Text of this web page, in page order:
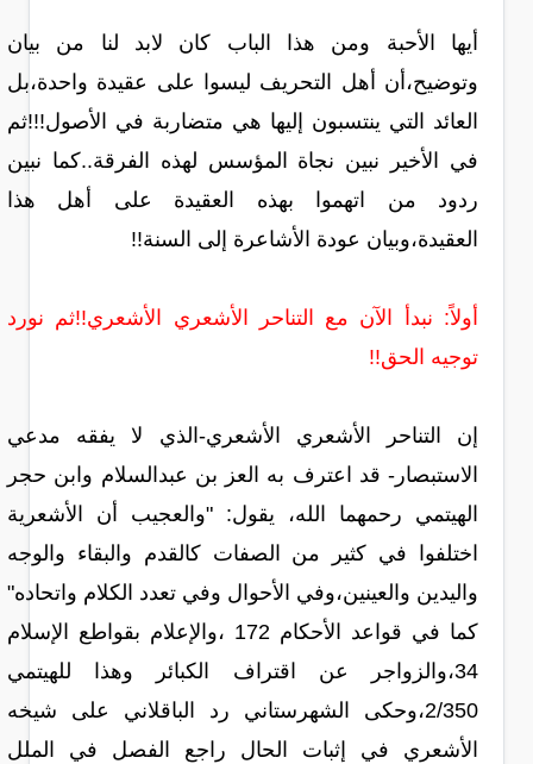
أيها الأحبة ومن هذا الباب كان لابد لنا من بيان
وتوضيح،أن أهل التحريف ليسوا على عقيدة واحدة،بل
العائد التي ينتسبون إليها هي متضاربة في الأصول!!!ثم
في الأخير نبين نجاة المؤسس لهذه الفرقة..كما نبين
ردود من اتهموا بهذه العقيدة على أهل هذا
العقيدة،وبيان عودة الأشاعرة إلى السنة!!
أولاً: نبدأ الآن مع التناحر الأشعري الأشعري!!ثم نورد
توجيه الحق!!
إن التناحر الأشعري الأشعري-الذي لا يفقه مدعي
الاستبصار- قد اعترف به العز بن عبدالسلام وابن حجر
الهيتمي رحمهما الله، يقول: "والعجيب أن الأشعرية
اختلفوا في كثير من الصفات كالقدم والبقاء والوجه
واليدين والعينين،وفي الأحوال وفي تعدد الكلام واتحاده"
كما في قواعد الأحكام 172 ،والإعلام بقواطع الإسلام
34،والزواجر عن اقتراف الكبائر وهذا للهيتمي
2/350،وحكى الشهرستاني رد الباقلاني على شيخه
الأشعري في إثبات الحال راجع الفصل في الملل